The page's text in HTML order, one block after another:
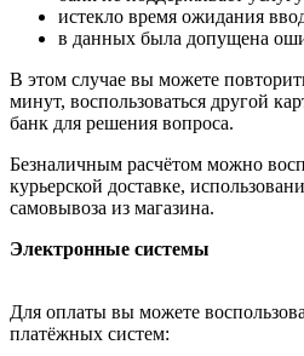
истекло время ожидания
в данных была допущена
В этом случае вы можете
минут, воспользоваться другой
банк для решения вопроса.
Безналичным расчётом можно
курьерской доставке,
самовывоза из магазина.
Электронные системы
Для оплаты вы можете
платёжных систем: